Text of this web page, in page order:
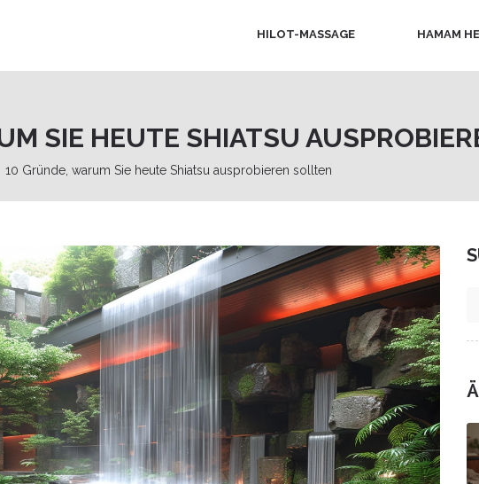
HILOT-MASSAGE HAMAM
SIE HEUTE SHIATSU
10 Gründe, warum Sie heute Shiatsu ausprobieren sollten